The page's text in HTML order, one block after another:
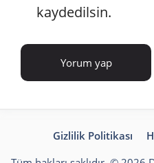
kaydedilsin.
Gizlilik Politikası